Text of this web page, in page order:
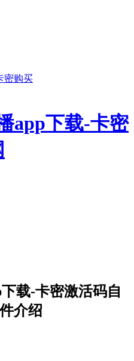
密购买
app下载-卡密
载-卡密激活码自
介绍